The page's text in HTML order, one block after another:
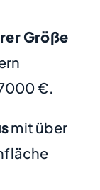
Größe
€.
mit über